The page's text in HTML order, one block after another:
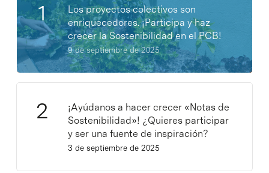
Los proyectos colectivos son
enriquecedores. ¡Participa y haz
crecer la Sostenibilidad en el PCB!
9 de septiembre de 2025
¡Ayúdanos a hacer crecer «Notas de
Sostenibilidad»! ¿Quieres participar
y ser una fuente de inspiración?
3 de septiembre de 2025